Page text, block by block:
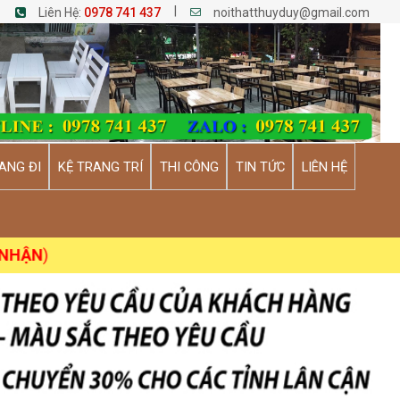
Liên Hệ: 0978 741 437 noithatthuyduy@gmail.com
ĐI KỆ TRANG TRÍ THI CÔNG TIN TỨC LIÊN HỆ